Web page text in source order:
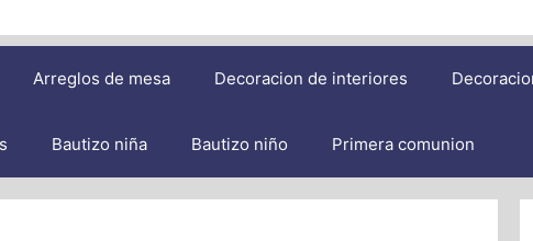
Arreglos de mesa Decoracion de interiores
Bautizo niña Bautizo niño Primera comunion